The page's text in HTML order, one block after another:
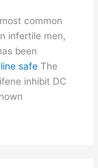
common
infertile men,
been
safeThe
inhibit DC